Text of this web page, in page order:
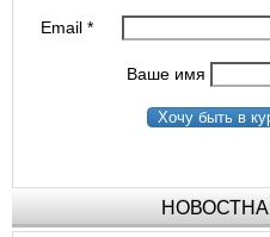
Email*
Ваше имя
Хочу быть в